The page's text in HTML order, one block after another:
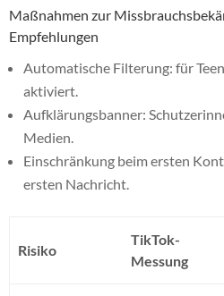
Maßnahmen zur
Empfehlungen
Automatische Filterung: für
aktiviert.
Aufklärungsbanner:
Medien.
Einschränkung beim ersten
ersten Nachricht.
Risiko
TikTok-
Messung